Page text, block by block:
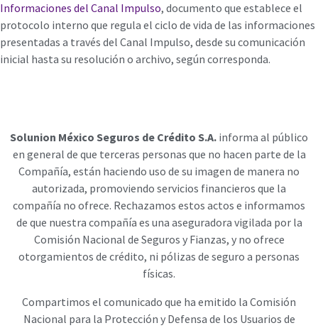
Informaciones del Canal Impulso, documento que establece el
protocolo interno que regula el ciclo de vida de las informaciones
presentadas a través del Canal Impulso, desde su comunicación
inicial hasta su resolución o archivo, según corresponda.
Solunion México Seguros de Crédito S.A. informa al público
en general de que terceras personas que no hacen parte de la
Compañía, están haciendo uso de su imagen de manera no
autorizada, promoviendo servicios financieros que la
compañía no ofrece. Rechazamos estos actos e informamos
de que nuestra compañía es una aseguradora vigilada por la
Comisión Nacional de Seguros y Fianzas, y no ofrece
otorgamientos de crédito, ni pólizas de seguro a personas
físicas.
Compartimos el comunicado que ha emitido la Comisión
Nacional para la Protección y Defensa de los Usuarios de